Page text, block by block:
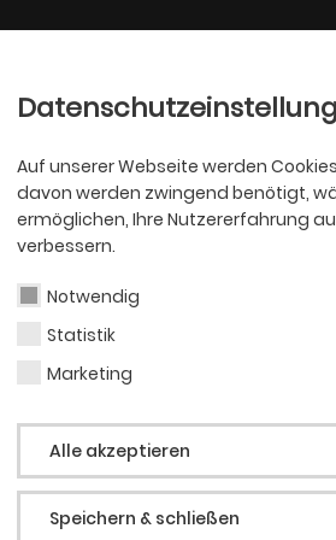
Auf unserer Webseite werden
davon werden zwingend benötigt,
ermöglichen, Ihre Nutzererfahrung
verbessern.
Notwendig
Statistik
Marketing
Alle akzeptieren
Speichern & schließen